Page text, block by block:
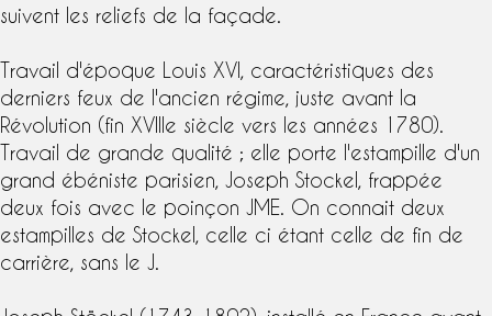
suivent les reliefs de la façade.
Travail d'époque Louis XVI
, caractéristiques des
derniers feux de l'ancien régime, juste avant la
Révolution (fin XVIIIe siècle vers les années 1780).
Travail de grande qualité ; elle porte l'estampille d'un
grand ébéniste parisien Joseph Stockel
, frappée
deux fois avec le poinçon JME . On connait deux
estampilles de Stockel, celle ci étant celle de fin de
carrière, sans le J.